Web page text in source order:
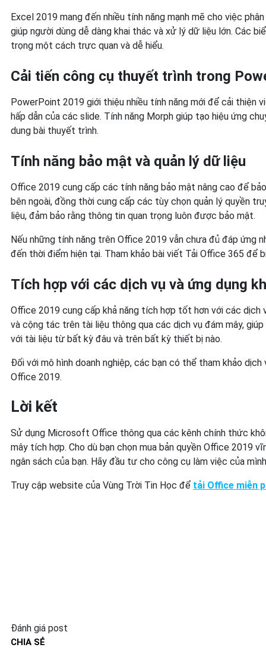
Excel 2019 mang đến nhiều tính năng mạnh mẽ cho việc
giúp người dùng dễ dàng khai thác và xử lý dữ liệu lớn. Các
trọng một cách trực quan và dễ hiểu.
Cải tiến công cụ thuyết trình trong
PowerPoint 2019 giới thiệu nhiều tính năng mới để cải thiện
hấp dẫn của các slide. Tính năng Morph giúp tạo hiệu ứng
dung bài thuyết trình.
Tính năng bảo mật và quản lý dữ liệu
Office 2019 cung cấp các tính năng bảo mật nâng cao để
bên ngoài, đồng thời cung cấp các tùy chọn quản lý quyền
liệu, đảm bảo rằng thông tin quan trọng luôn được bảo mật.
Nếu những tính năng trên Office 2019 vẫn chưa đủ đáp ứng
đến thời điểm hiện tại. Tham khảo bài viết Tải Office 365 để
Tích hợp với các dịch vụ và ứng dụng
Office 2019 cung cấp khả năng tích hợp tốt hơn với các dịch
và cộng tác trên tài liệu thông qua các dịch vụ đám mây,
với tài liệu từ bất kỳ đâu và trên bất kỳ thiết bị nào.
Đối với mô hình doanh nghiệp, các bạn có thể tham khảo
Office 2019.
Lời kết
Sử dụng Microsoft Office thông qua các kênh chính thức
mây tích hợp. Cho dù bạn chọn mua bản quyền Office 2019
ngân sách của bạn. Hãy đầu tư cho công cụ làm việc của
Truy cập website của Vùng Trời Tin Học để tải Office miễn
Đánh giá post
CHIA SẺ